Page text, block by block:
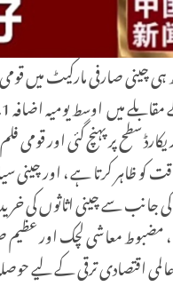
کو ظاہر کرتا ہے ، اور
کی جانب سے چینی اثاثوں کی
مضبوط معاشی لچک اور
اقتصادی ترقی کے لیے